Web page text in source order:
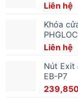
Liên hệ
Khóa
Liên hệ
Nút Exit
EB-P7